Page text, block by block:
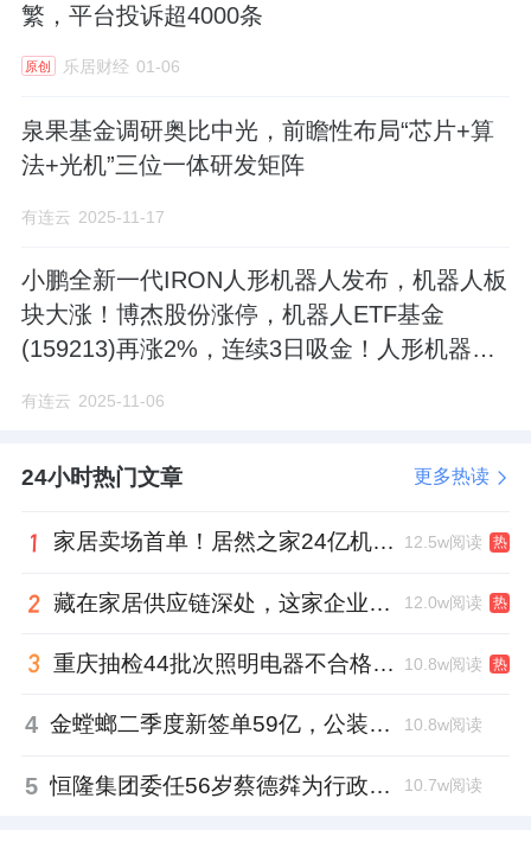
繁，平台投诉超4000条
原创 乐居财经 01-06
泉果基金调研奥比中光，前瞻性布局“芯片+算
法+光机”三位一体研发矩阵
有连云 2025-11-17
小鹏全新一代IRON人形机器人发布，机器人板
块大涨！博杰股份涨停，机器人ETF基金
(159213)再涨2%，连续3日吸金！人形机器人
有连云 2025-11-06
24小时热门文章 更多热读
家居卖场首单！居然之家24亿机构间REITs获深交所无异议函 12.5w阅读 热
藏在家居供应链深处，这家企业正在悄悄转型 12.0w阅读 热
重庆抽检44批次照明电器不合格，木林森全资子公司被点名 10.8w阅读 热
4 金螳螂二季度新签单59亿，公装业务贡献逾八成 10.8w阅读
5 恒隆集团委任56岁蔡德粦为行政总裁、年薪2052万港元，曾任星巴克中国CEO 10.7w阅读